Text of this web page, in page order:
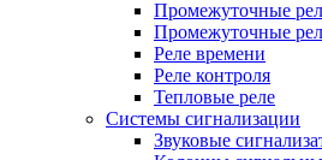
Промежуточные
Промежуточные
Реле времени
Реле контроля
Тепловые реле
Системы сигнализации
Звуковые